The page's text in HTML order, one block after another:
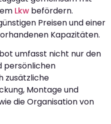
Lkw befördern.
Preisen und einer
Kapazitäten.
umfasst nicht nur den
persönlichen
zusätzliche
Montage und
die Organisation von